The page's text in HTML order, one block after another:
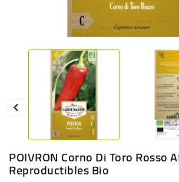

POIVRON Corno Di Toro Rosso
Reproductibles Bio